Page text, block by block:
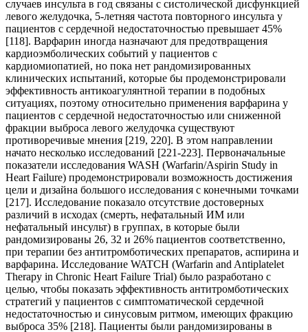
случаев инсульта в год связаны с систолической дисфункцией
левого желудочка, 5-летняя частота повторного инсульта у
пациентов с сердечной недостаточностью превышает 45%
[118]. Варфарин иногда назначают для предотвращения
кардиоэмболических событий у пациентов с
кардиомиопатией, но пока нет рандомизированных
клинических испытаний, которые бы продемонстрировали
эффективность антикоагулянтной терапии в подобных
ситуациях, поэтому относительно применения варфарина у
пациентов с сердечной недостаточностью или сниженной
фракции выброса левого желудочка существуют
противоречивые мнения [219, 220]. В этом направлении
начато несколько исследований [221-223]. Первоначальные
показатели исследования WASH (Warfarin/Aspirin Study in
Heart Failure) продемонстрировали возможность достижения
цели и дизайна большого исследования с конечными точками
[217]. Исследование показало отсутствие достоверных
различий в исходах (смерть, нефатальный ИМ или
нефатальный инсульт) в группах, в которые были
рандомизированы 26, 32 и 26% пациентов соответственно,
при терапии без антитромботических препаратов, аспирина и
варфарина. Исследование WATCH (Warfarin and Antiplatelet
Therapy in Chronic Heart Failure Trial) было разработано с
целью, чтобы показать эффективность антитромботических
стратегий у пациентов с симптоматической сердечной
недостаточностью и синусовым ритмом, имеющих фракцию
выброса 35% [218]. Пациенты были рандомизированы в